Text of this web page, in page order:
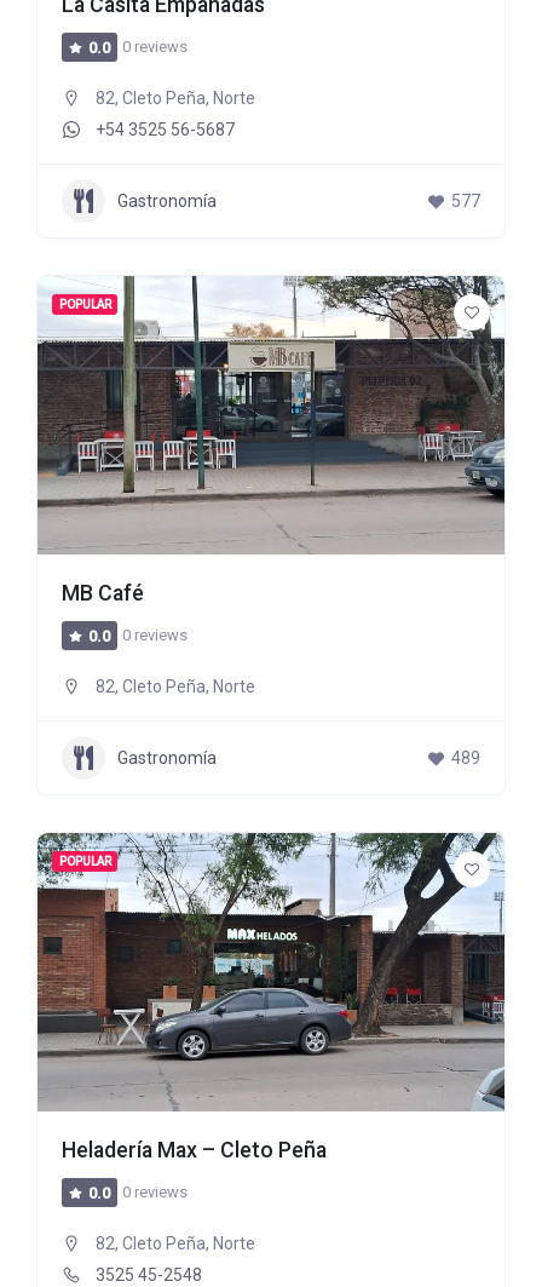
La Casita Empanadas
0.0 0 reviews
82, Cleto Peña, Norte
+54 3525 56-5687
Gastronomía 577
POPULAR
MB Café
0.0 0 reviews
82, Cleto Peña, Norte
Gastronomía 489
POPULAR
Heladería Max – Cleto Peña
0.0 0 reviews
82, Cleto Peña, Norte
3525 45-2548